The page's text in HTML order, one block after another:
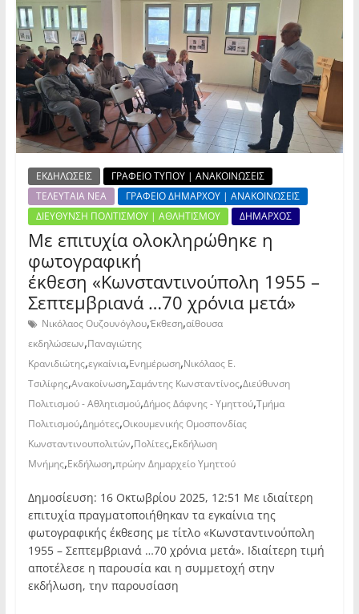
ΕΚΔΗΛΩΣΕΙΣ
ΓΡΑΦΕΙΟ ΤΥΠΟΥ | ΑΝΑΚΟΙΝΩΣΕΙΣ
ΤΕΛΕΥΤΑΙΑ ΝΕΑ
ΓΡΑΦΕΙΟ ΔΗΜΑΡΧΟΥ | ΑΝΑΚΟΙΝΩΣΕΙΣ
ΔΙΕΥΘΥΝΣΗ ΠΟΛΙΤΙΣΜΟΥ | ΑΘΛΗΤΙΣΜΟΥ
ΔΗΜΑΡΧΟΣ
Με επιτυχία ολοκληρώθηκε η
φωτογραφική
έκθεση «Κωνσταντινούπολη 1955 –
Σεπτεμβριανά …70 χρόνια μετά»
Νικόλαος Ουζουνόγλου,Έκθεση,αίθουσα
εκδηλώσεων,Παναγιώτης
Κρανιδιώτης,εγκαίνια,Ενημέρωση,Νικόλαος Ε.
Τσιλίφης,Ανακοίνωση,Σαμάντης Κωνσταντίνος,Διεύθυνση
Πολιτισμού - Αθλητισμού,Δήμος Δάφνης - Υμηττού,Τμήμα
Πολιτισμού,Δημότες,Οικουμενικής Ομοσπονδίας
Κωνσταντινουπολιτών,Πολίτες,Εκδήλωση
Μνήμης,Εκδήλωση,πρώην Δημαρχείο Υμηττού
Δημοσίευση: 16 Οκτωβρίου 2025, 12:51 Με ιδιαίτερη
επιτυχία πραγματοποιήθηκαν τα εγκαίνια της
φωτογραφικής έκθεσης με τίτλο «Κωνσταντινούπολη
1955 – Σεπτεμβριανά …70 χρόνια μετά». Ιδιαίτερη τιμή
αποτέλεσε η παρουσία και η συμμετοχή στην
εκδήλωση, την παρουσίαση